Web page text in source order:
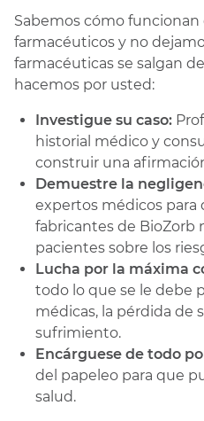
Sabemos cómo funcionan
farmacéuticos y no
farmacéuticas se salgan
hacemos por usted:
Investigue su caso:
historial médico y
construir una
Demuestre la
expertos médicos para
fabricantes de BioZorb
pacientes sobre los
Lucha por la máxima
todo lo que se le debe
médicas, la pérdida de
sufrimiento.
Encárguese de todo
del papeleo para que
salud.